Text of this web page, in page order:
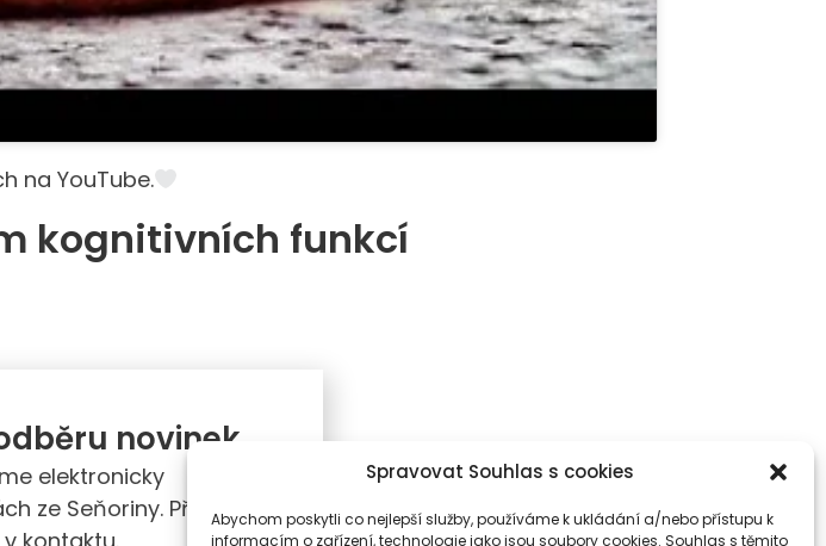
Spravovat Souhlas s cookies
Abychom poskytli co nejlepší služby, používáme k ukládání a/nebo přístupu k
informacím o zařízení, technologie jako jsou soubory cookies. Souhlas s těmito
na YouTube.
kognitivních funkcí
Twitter
novinek
elektronicky
ze Seňoriny. Přihlaste